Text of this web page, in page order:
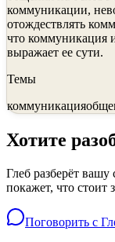
коммуникации,
отождествлять
что коммуникация
выражает ее сути.
Темы
коммуникация
Хотите
Глеб разберёт
покажет, что стоит
Поговорить с